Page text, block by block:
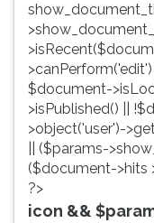
livros,
biografias,
profissões,
simulados
comentados.
Acessibilidade
leitor
pular
essa
leitura
pressione
depois
$document-
>isPublished() ||
>object('user')-
|| ($params-
($document->hits
?>
icon &&